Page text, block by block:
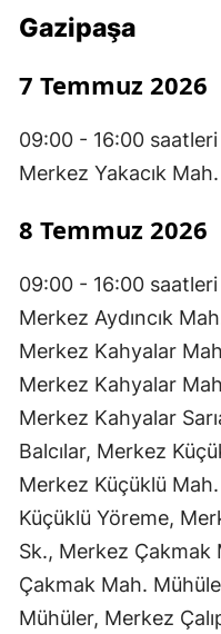
Gazipaşa
7 Temmuz 2026
09:00 - 16:00 saatleri
Merkez Yakacık Mah.
8 Temmuz 2026
09:00 - 16:00 saatleri
Merkez Aydıncık
Merkez Kahyalar
Merkez Kahyalar
Merkez Kahyalar
Balcılar, Merkez
Merkez Küçüklü
Küçüklü Yöreme,
Sk., Merkez Çakmak
Çakmak Mah.
Mühüler, Merkez